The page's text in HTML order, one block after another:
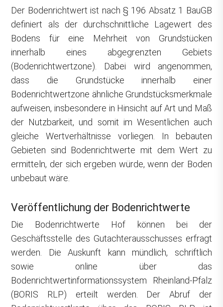
Der Bodenrichtwert ist nach § 196 Absatz 1 BauGB
definiert als der durchschnittliche Lagewert des
Bodens für eine Mehrheit von Grundstücken
innerhalb eines abgegrenzten Gebiets
(Bodenrichtwertzone). Dabei wird angenommen,
dass die Grundstücke innerhalb einer
Bodenrichtwertzone ähnliche Grundstücksmerkmale
aufweisen, insbesondere in Hinsicht auf Art und Maß
der Nutzbarkeit, und somit im Wesentlichen auch
gleiche Wertverhältnisse vorliegen. In bebauten
Gebieten sind Bodenrichtwerte mit dem Wert zu
ermitteln, der sich ergeben würde, wenn der Boden
unbebaut wäre.
Veröffentlichung der Bodenrichtwerte
Die Bodenrichtwerte Hof können bei der
Geschäftsstelle des Gutachterausschusses erfragt
werden. Die Auskunft kann mündlich, schriftlich
sowie online über das
Bodenrichtwertinformationssystem Rheinland-Pfalz
(BORIS RLP) erteilt werden. Der Abruf der